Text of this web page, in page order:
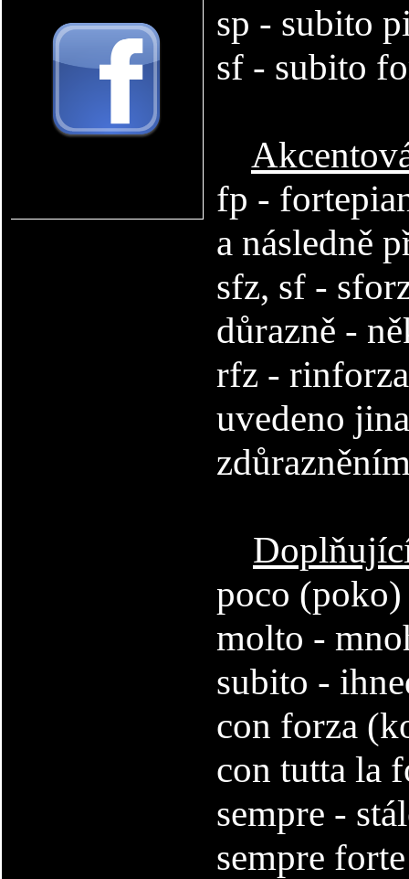
sp - subito
sf - subito
fp -
a následně
sfz, sf -
důrazně -
rfz -
uvedeno
poco
molto -
subito -
con forza
con tutta la
sempre -
sempre